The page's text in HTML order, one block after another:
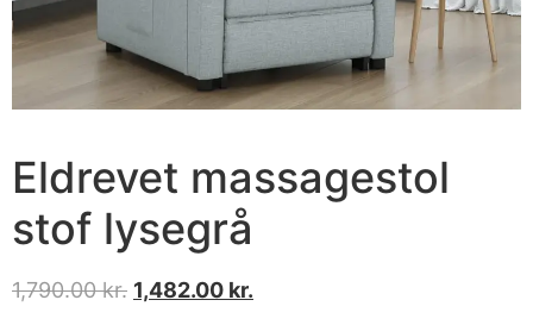
Eldrevet massagestol
stof lysegrå
1,790.00kr. 1,482.00 kr.